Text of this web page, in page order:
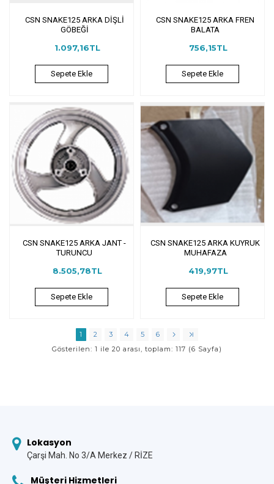
CSN SNAKE125 ARKA DİŞLİ
GÖBEĞİ
1.097,16TL
Sepete Ekle
CSN SNAKE125 ARKA FREN
BALATA
756,15TL
Sepete Ekle
CSN SNAKE125 ARKA JANT -
TURUNCU
8.505,78TL
Sepete Ekle
CSN SNAKE125 ARKA KUYRUK
MUHAFAZA
419,97TL
Sepete Ekle
1 2 3 4 5
6
Gösterilen: 1 ile 20 arası, toplam: 117 (6 Sayfa)
Lokasyon
Çarşi Mah. No 3/A Merkez / RİZE
Müşteri Hizmetleri